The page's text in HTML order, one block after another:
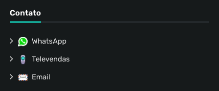
Contato
WhatsApp
Televendas
Email